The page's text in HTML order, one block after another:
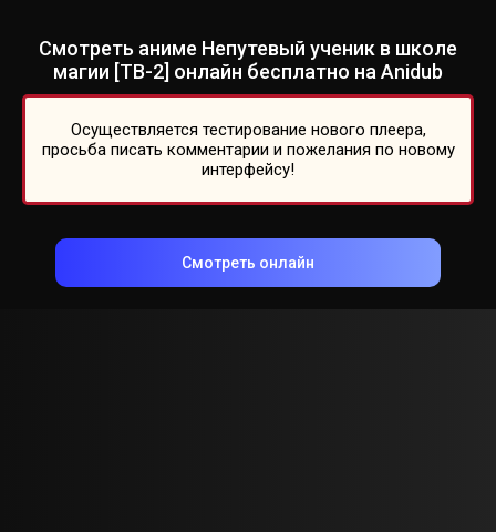
Смотреть аниме Непутевый ученик в школе
магии [ТВ-2] онлайн бесплатно на Anidub
Осуществляется тестирование нового плеера,
просьба писать комментарии и пожелания по новому
интерфейсу!
Смотреть онлайн